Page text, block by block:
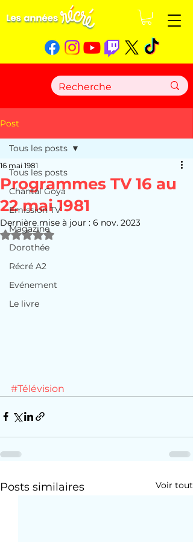
Post
Tous les posts
Chantal Goya
Emission TV
Magazine
Dorothée
Récré A2
Evénement
Le livre
Tous les posts
Programmes TV 16 au
22 mai 1981
16 mai 1981
Dernière mise à jour : 6 nov. 2023
Noté NaN étoiles sur 5.
#Télévision
Posts similaires Voir tout